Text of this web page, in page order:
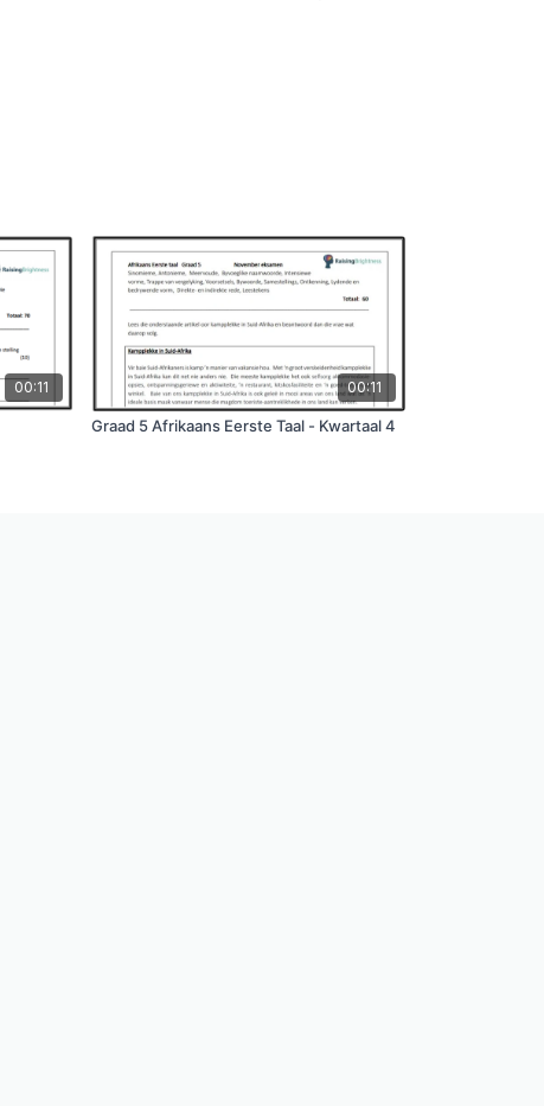
00:11 00:11
Graad 5 Afrikaans Eerste Taal - Kwartaal 4